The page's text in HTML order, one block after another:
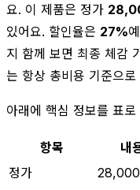
요. 이 제품은 정가
있어요. 할인율은 27%
지 함께 보면 최종 체감
는 항상 총비용 기준으
아래에 핵심 정보를 표로
항목 내
정가
28,000